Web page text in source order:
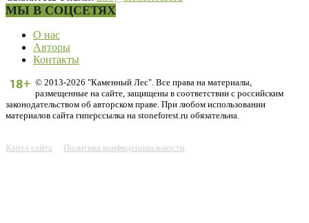
МЫ В СОЦСЕТЯХ
О нас
Авторы
Контакты
© 2013-2026 "Каменный Лес". Все права на материалы,
размещенные на сайте, защищены в соответствии с российским
законодательством об авторском праве. При любом использовании
материалов сайта гиперссылка на stoneforest.ru обязательна.
Карта сайта Политика конфиденциальности